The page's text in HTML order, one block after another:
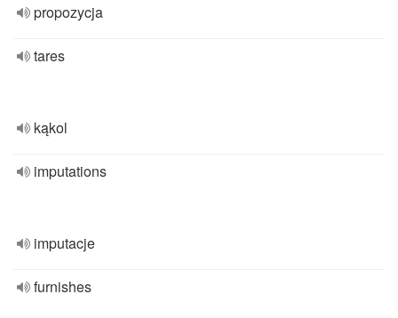
propozycja
tares
kąkol
imputations
imputacje
furnishes